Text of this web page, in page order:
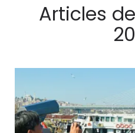
Articles